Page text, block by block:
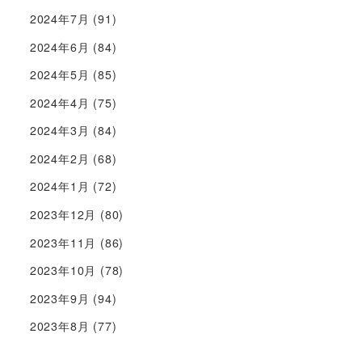
2024年7月 (91)
2024年6月 (84)
2024年5月 (85)
2024年4月 (75)
2024年3月 (84)
2024年2月 (68)
2024年1月 (72)
2023年12月 (80)
2023年11月 (86)
2023年10月 (78)
2023年9月 (94)
2023年8月 (77)